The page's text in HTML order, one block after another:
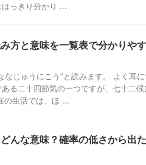
っきり分かり ...
方と意味を一覧表で分かりやす
なじゅうにこう”と読みます。 よく耳
る二十四節気の一つですが、七十二
の生活では、ほ ...
んな意味？確率の低さから出